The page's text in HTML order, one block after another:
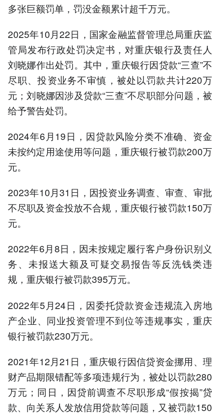
多张巨额罚单，罚没金额累计超千万元。
2025年10月22日，国家金融监督管理总局重庆监
管局发布行政处罚决定书，对重庆银行及责任人
刘晓娜作出处罚。其中，重庆银行因贷款“三查”不
尽职、投资业务不审慎，被处以罚款共计220万
元；刘晓娜因涉及贷款“三查”不尽职部分问题，被
给予警告处罚。
2024年6月19日，因贷款风险分类不准确、资金
未按约定用途使用等问题，重庆银行被罚款200万
元。
2023年10月31日，因投资业务调查、审查、审批
不尽职及资金投放不合规，重庆银行被罚款150万
元。
2022年6月8日，因未按规定履行客户身份识别义
务、未报送大额及可疑交易报告等反洗钱类违
规，重庆银行被罚款395万元。
2022年5月24日，因委托贷款资金违规流入房地
产企业、同业投资管理不到位等违规事实，重庆
银行被罚款230万元。
2021年12月21日，重庆银行因信贷资金挪用、理
财产品期限错配等多项违规行为，被处以罚款280
万元；同日，因贷前调查不尽职形成“假按揭”贷
款、向关系人发放信用贷款等问题，又被罚款150